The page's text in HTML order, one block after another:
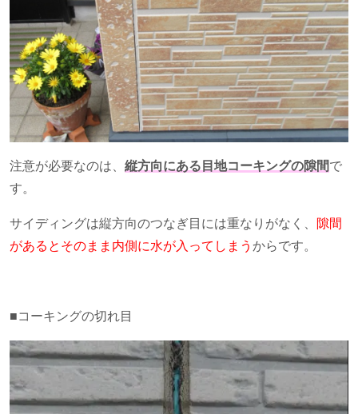
注意が必要なのは、 縦方向にある目地コーキングの隙間で
す。
サイディングは縦方向のつなぎ目には重なりがなく、
隙間
があるとそのまま内側に水が入ってしまう からです。
■コーキングの切れ目